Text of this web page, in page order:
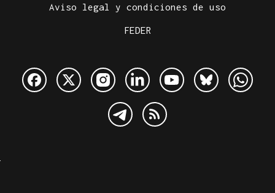
Aviso legal y condiciones de uso
FEDER